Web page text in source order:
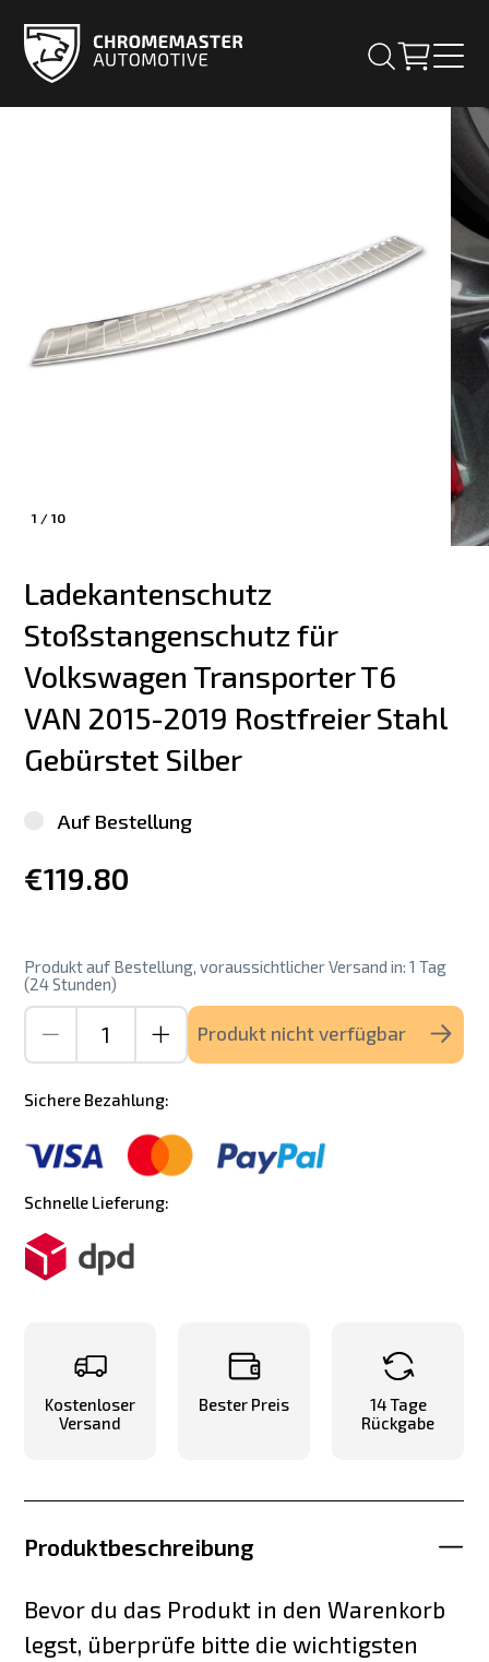
1 /10
Ladekantenschutz
Stoßstangenschutz für
Volkswagen Transporter T6
VAN 2015-2019 Rostfreier Stahl
Gebürstet Silber
Auf Bestellung
€119.80
Produkt auf Bestellung, voraussichtlicher Versand in: 1 Tag
(24 Stunden)
Produkt nicht verfügbar
Sichere Bezahlung:
Schnelle Lieferung:
Kostenloser
Versand
Bester Preis
14 Tage
Rückgabe
Produktbeschreibung
Bevor du das Produkt in den Warenkorb
legst, überprüfe bitte die wichtigsten